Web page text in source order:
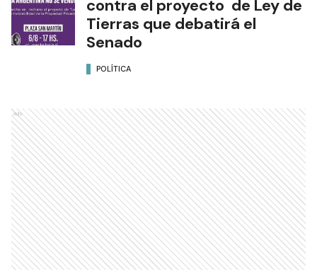
contra el proyecto de Ley de
Tierras que debatirá el
Senado
POLÍTICA
Ads